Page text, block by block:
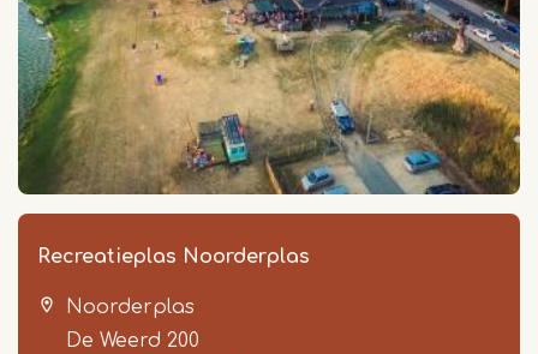
Recreatieplas Noorderplas
Noorderplas
De Weerd 200